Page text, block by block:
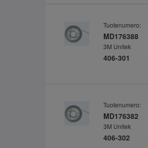
Tuotenumero:
MD176388
3M Unitek
406-301
Tuotenumero:
MD176382
3M Unitek
406-302